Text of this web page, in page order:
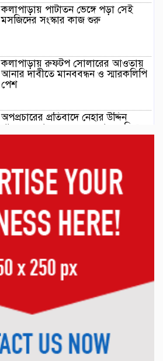
কলাপাড়ায় পাটাতন ভেঙ্গে পড়া সেই
মসজিদের সংস্কার কাজ শুরু
কলাপাড়ায় রুফটপ সোলারের আওতায়
আনার দাবীতে মানববন্ধন ও স্মারকলিপি
পেশ
অপপ্রচারের প্রতিবাদে নেহার উদ্দিন
খানের সংবাদ সম্মেলন: অন্যায়ের বিরুদ্ধে
আমার কণ্ঠ রোধ করা যাবে না
কাঠালিয়ায় বসতঘরে হামলার হুমকির
অভিযোগ, প্রশাসন ও সাংবাদিকদের
কাছে অভিযোগ।
মাদকবিরোধী অভিযানে বিশেষ পুরস্কারে
ভূষিত কলাপাড়া থানার এসআই জাহিদ
বেতাগীতে দোকানের জমি আত্মসাতে :
ইউপি চেয়ারম্যানের বিরুদ্ধে প্রতারণা ও
প্রাণনাশের হুমকির অভিযোগ
কুয়াকাটা বসতবাড়ি থেকে ৪ ফুট লম্বা
পদ্ম গোখরা উদ্ধার, সংরক্ষিত বনে
অবমুক্ত